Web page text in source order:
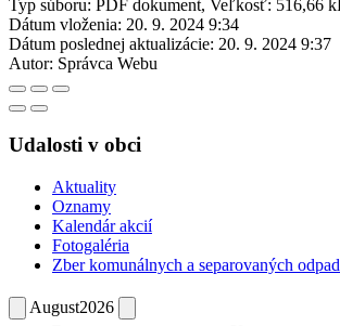
Typ súboru: PDF dokument, Veľkosť: 516,66
Dátum vloženia: 20. 9. 2024 9:34
Dátum poslednej aktualizácie: 20. 9. 2024 9:37
Autor: Správca Webu
Udalosti v obci
Aktuality
Oznamy
Kalendár akcií
Fotogaléria
Zber komunálnych a separovaných
August2026